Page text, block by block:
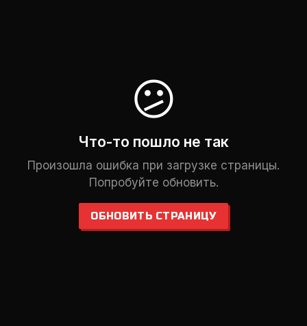
😕
Что-то пошло не так
Произошла ошибка при загрузке страницы.
Попробуйте обновить.
ОБНОВИТЬ СТРАНИЦУ